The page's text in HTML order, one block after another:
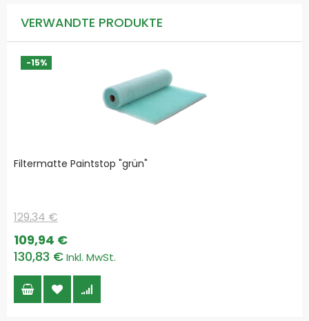
VERWANDTE PRODUKTE
-15%
Filtermatte Paintstop "grün"
Special
Price
130,83 €
109,94 €
129,34 €